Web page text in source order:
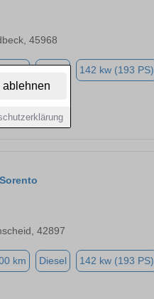
45968
142 kw (193 PS)
42897
km Diesel 142 kw (193 PS)